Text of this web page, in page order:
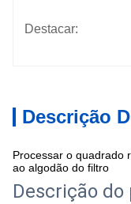
Destacar:
Descrição
Processar o quadrado
ao algodão do filtro
Descrição